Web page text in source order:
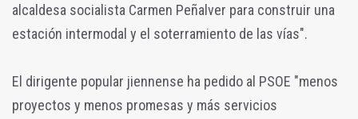
alcaldesa socialista Carmen Peñalver para construir una
estación intermodal y el soterramiento de las vías".
El dirigente popular jiennense ha pedido al PSOE "menos
proyectos y menos promesas y más servicios